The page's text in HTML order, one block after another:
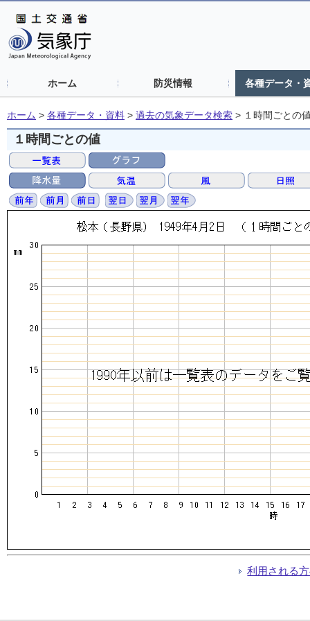
ホーム 防災情報 各種データ・
ホーム > 各種データ・資料 > 過去の気象データ検索 > １時間ごとの
１時間ごとの値
利用される